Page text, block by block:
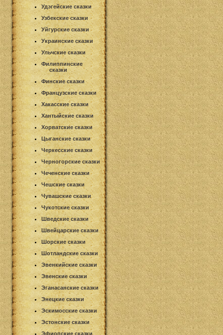
Удэгейские сказки
Узбекские сказки
Уйгурские сказки
Украинские сказки
Ульчские сказки
Филиппинские
сказки
Финские сказки
Французские сказки
Хакасские сказки
Хантыйские сказки
Хорватские сказки
Цыганские сказки
Черкесские сказки
Черногорские сказки
Чеченские сказки
Чешские сказки
Чувашские сказки
Чукотские сказки
Шведские сказки
Швейцарские сказки
Шорские сказки
Шотландские сказки
Эвенкийские сказки
Эвенские сказки
Эганасанские сказки
Энецкие сказки
Эскимосские сказки
Эстонские сказки
Эфиопские сказки